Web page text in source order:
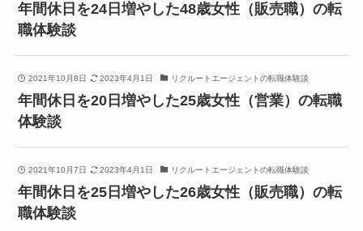
年間休日を24日増やした48歳女性（販売職）の転
職体験談
2021年10月8日 2023年4月1日 リクルートエージェントの転職体験談
年間休日を20日増やした25歳女性（営業）の転職
体験談
2021年10月7日 2023年4月1日 リクルートエージェントの転職体験談
年間休日を25日増やした26歳女性（販売職）の転
職体験談